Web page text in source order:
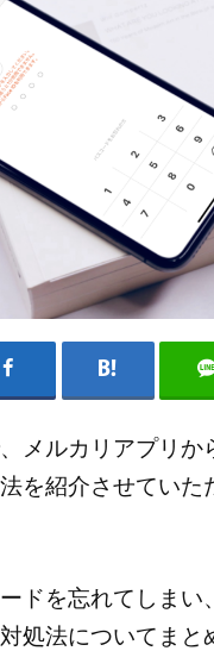
メルカリアプリか
を紹介させていた
ドを忘れてしまい
処法についてまと